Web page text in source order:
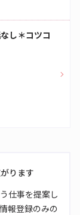
し＊コツコ
ります
仕事を提案し
報登録のみの